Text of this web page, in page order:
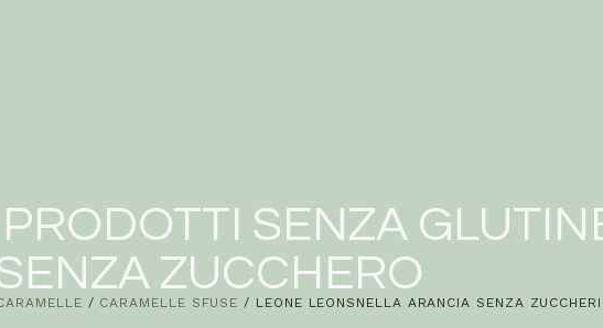
PRODOTTI SENZA
ZUCCHERO
/ CARAMELLE SFUSE / LEONE LEONSNELLA ARANCIA SENZA